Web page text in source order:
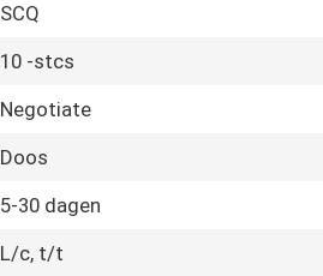
SCQ
10 -stcs
Negotiate
Doos
5-30 dagen
L/c, t/t